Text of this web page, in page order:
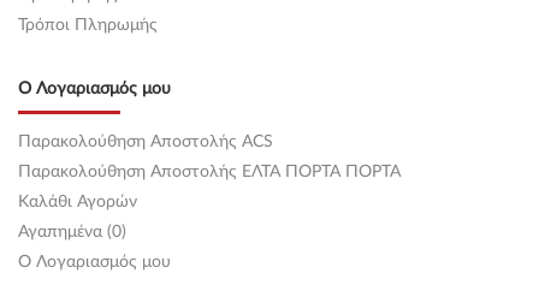
Τρόποι Πληρωμής
Ο Λογαριασμός μου
Παρακολούθηση Αποστολής ACS
Παρακολούθηση Αποστολής ΕΛΤΑ ΠΟΡΤΑ ΠΟΡΤΑ
Καλάθι Αγορών
Αγαπημένα (0)
O Λογαριασμός μου